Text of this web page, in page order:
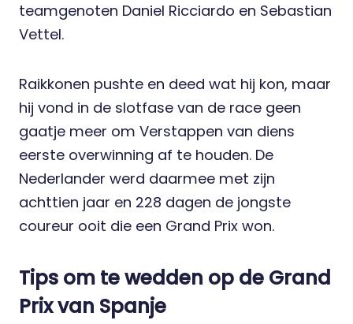
teamgenoten Daniel Ricciardo en Sebastian
Vettel.
Raikkonen pushte en deed wat hij kon, maar
hij vond in de slotfase van de race geen
gaatje meer om Verstappen van diens
eerste overwinning af te houden. De
Nederlander werd daarmee met zijn
achttien jaar en 228 dagen de jongste
coureur ooit die een Grand Prix won.
Tips om te wedden op de Grand
Prix van Spanje